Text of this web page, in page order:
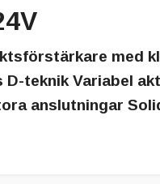
med
teknik Variabel
anslutningar